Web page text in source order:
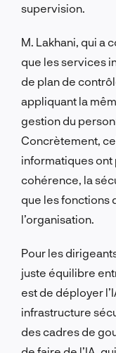
supervision.
M. Lakhani, qui a
que les services
de plan de
appliquant la
gestion du
Concrètement,
informatiques
cohérence, la
que les fonctions
l’organisation.
Pour les
juste équilibre
est de déployer
infrastructure
des cadres de